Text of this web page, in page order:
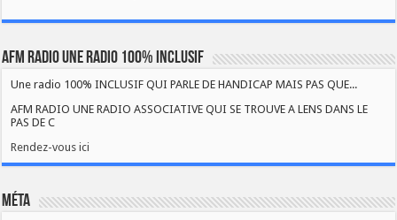
AFM RADIO UNE RADIO 100% INCLUSIF
Une radio 100% INCLUSIF QUI PARLE DE HANDICAP MAIS PAS QUE...
AFM RADIO UNE RADIO ASSOCIATIVE QUI SE TROUVE A LENS DANS LE
PAS DE C
Rendez-vous ici
Méta